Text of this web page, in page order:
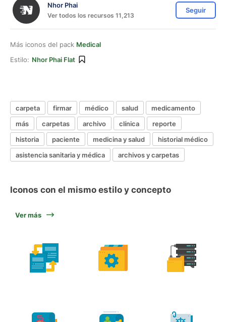
Nhor Phai
Ver todos los recursos 11,213
Seguir
Más iconos del pack Medical
Estilo: Nhor Phai Flat
carpeta firmar médico salud
medicamento
más
carpetas archivo clínica
reporte
historia
paciente medicina y salud
historial médico
asistencia sanitaria y médica
archivos y carpetas
Iconos con el mismo estilo y concepto
Ver más